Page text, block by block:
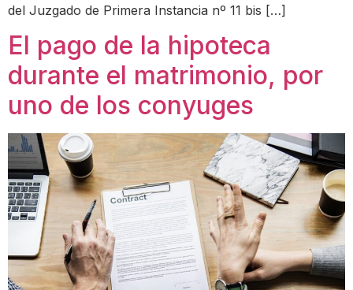
del Juzgado de Primera Instancia nº 11 bis […]
El pago de la hipoteca
durante el matrimonio, por
uno de los conyuges